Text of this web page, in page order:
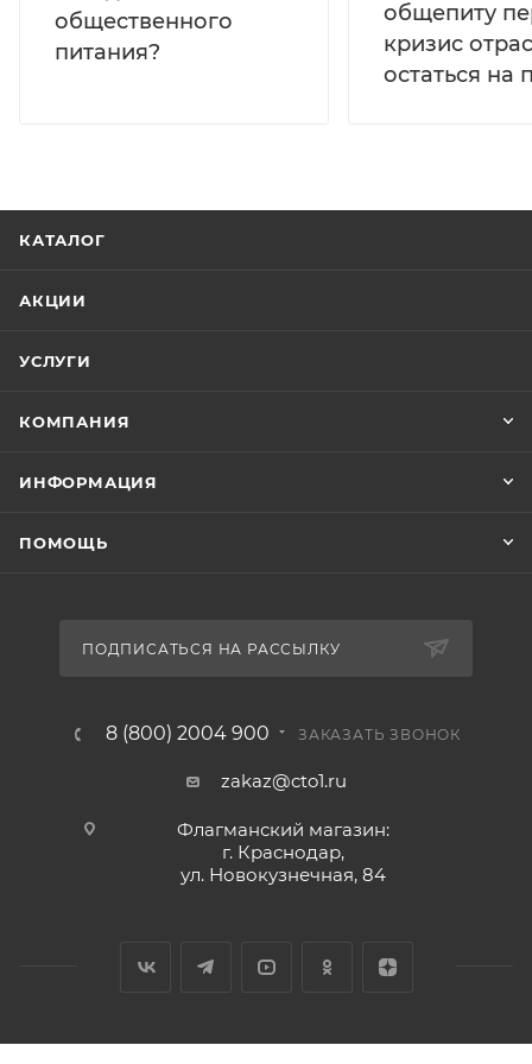
общественного
питания?
общепиту
кризис
остаться на
КАТАЛОГ
АКЦИИ
УСЛУГИ
КОМПАНИЯ
ИНФОРМАЦИЯ
ПОМОЩЬ
ПОДПИСАТЬСЯ НА РАССЫЛКУ
8 (800) 2004 900 ЗАКАЗАТЬ ЗВОНОК
zakaz@cto1.ru
Флагманский магазин:
г. Краснодар,
ул. Новокузнечная, 84